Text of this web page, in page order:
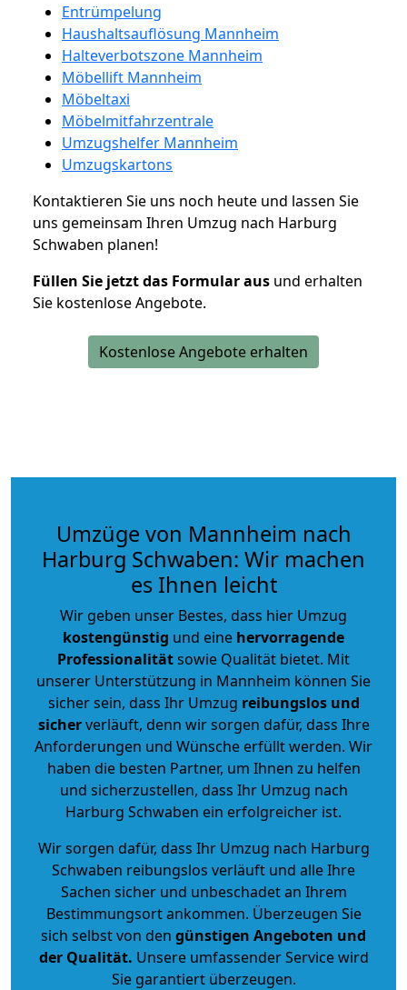
Entrümpelung
Haushaltsauflösung Mannheim
Halteverbotszone Mannheim
Möbellift Mannheim
Möbeltaxi
Möbelmitfahrzentrale
Umzugshelfer Mannheim
Umzugskartons
Kontaktieren Sie uns noch heute und lassen Sie
uns gemeinsam Ihren Umzug nach Harburg
Schwaben planen!
Füllen Sie jetzt das Formular aus und erhalten
Sie kostenlose Angebote.
Kostenlose Angebote erhalten
Umzüge von Mannheim nach
Harburg Schwaben: Wir machen
es Ihnen leicht
Wir geben unser Bestes, dass hier Umzug
kostengünstig und eine hervorragende
Professionalitätsowie Qualität bietet. Mit
unserer Unterstützung in Mannheim können Sie
sicher sein, dass Ihr Umzug reibungslos und
sicherverläuft, denn wir sorgen dafür, dass Ihre
Anforderungen und Wünsche erfüllt werden. Wir
haben die besten Partner, um Ihnen zu helfen
und sicherzustellen, dass Ihr Umzug nach
Harburg Schwaben ein erfolgreicher ist.
Wir sorgen dafür, dass Ihr Umzug nach Harburg
Schwaben reibungslos verläuft und alle Ihre
Sachen sicher und unbeschadet an Ihrem
Bestimmungsort ankommen. Überzeugen Sie
sich selbst von den günstigen Angeboten und
der Qualität. Unsere umfassender Service wird
Sie garantiert überzeugen.